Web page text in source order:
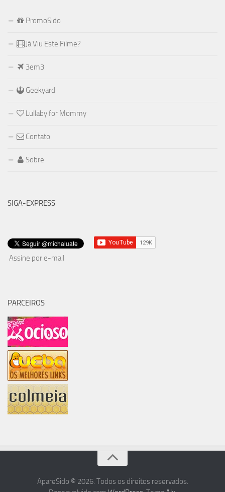
PromoSido
Já Viu Este Filme?
3em3
Geekyard
Lullaby for Mommy
Contato
Sobre
SIGA-EXPRESS
Assine por e-mail
PARCEIROS
ApareSido © 2026. Todos os direitos reservados.